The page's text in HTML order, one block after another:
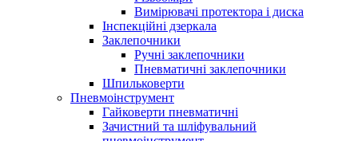
Вимірювачі протектора і диска
Інспекційні дзеркала
Заклепочники
Ручні заклепочники
Пневматичні заклепочники
Шпильковерти
Пневмоінструмент
Гайковерти пневматичні
Зачистний та шліфувальний